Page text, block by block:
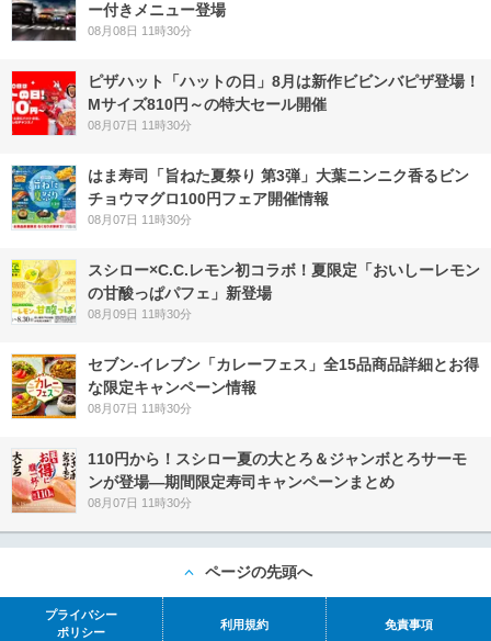
ー付きメニュー登場
08月08日 11時30分
ピザハット「ハットの日」8月は新作ビビンバピザ登場！
Mサイズ810円～の特大セール開催
08月07日 11時30分
はま寿司「旨ねた夏祭り 第3弾」大葉ニンニク香るビン
チョウマグロ100円フェア開催情報
08月07日 11時30分
スシロー×C.C.レモン初コラボ！夏限定「おいしーレモン
の甘酸っぱパフェ」新登場
08月09日 11時30分
セブン‐イレブン「カレーフェス」全15品商品詳細とお得
な限定キャンペーン情報
08月07日 11時30分
110円から！スシロー夏の大とろ＆ジャンボとろサーモ
ンが登場―期間限定寿司キャンペーンまとめ
08月07日 11時30分
ページの先頭へ
プライバシー
ポリシー
利用規約 免責事項